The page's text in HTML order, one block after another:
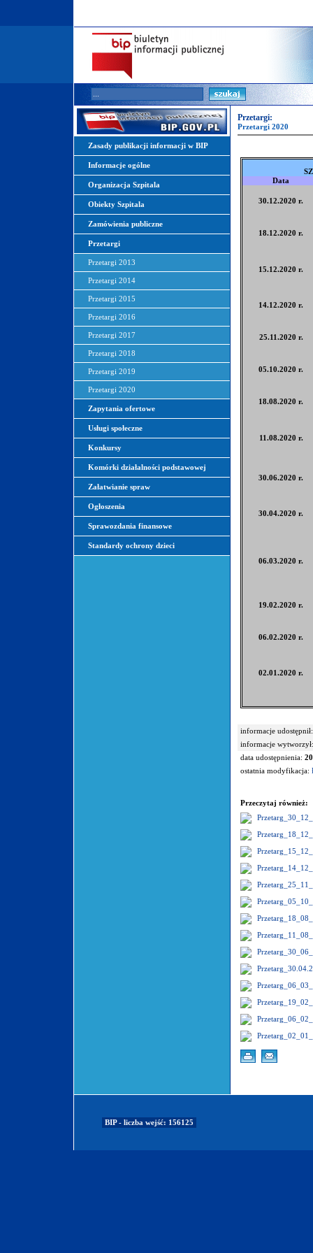
Zasady publikacji informacji w BIP
Informacje ogólne
Organizacja Szpitala
Obiekty Szpitala
Zamówienia publiczne
Przetargi
Przetargi 2013
Przetargi 2014
Przetargi 2015
Przetargi 2016
Przetargi 2017
Przetargi 2018
Przetargi 2019
Przetargi 2020
Zapytania ofertowe
Usługi społeczne
Konkursy
Komórki działalności podstawowej
Załatwianie spraw
Ogłoszenia
Sprawozdania finansowe
Standardy ochrony dzieci
Przetargi:
Przetargi 2020
Data
30.12.2020 r.
18.12.2020 r.
15.12.2020 r.
14.12.2020 r.
25.11.2020 r.
05.10.2020 r.
18.08.2020 r.
11.08.2020 r.
30.06.2020 r.
30.04.2020 r.
06.03.2020 r.
19.02.2020 r.
06.02.2020 r.
02.01.2020 r.
informacje udostępnił:
informacje wytworzył:
data udostępnienia:
ostatnia modyfikacja:
Przeczytaj również:
BIP - liczba wejść: 156125